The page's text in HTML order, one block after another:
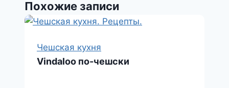
pu
a
а
в
Похожие записи
Чешская кухня
Vindaloo по-чешски